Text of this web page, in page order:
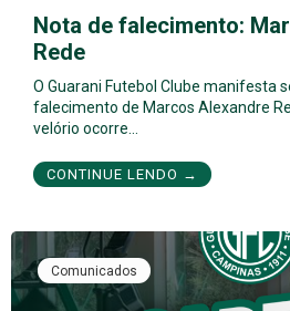
Nota de falecimento:
Rede
O Guarani Futebol Clube manifesta
falecimento de Marcos Alexandre
velório ocorre…
CONTINUE LENDO →
Comunicados